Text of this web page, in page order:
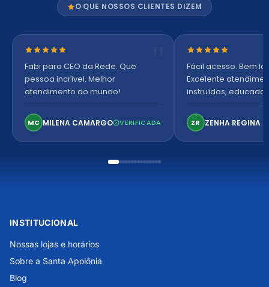
O QUE NOSSOS CLIENTES DIZEM
Nota 5 de 5 estrelas
Fabi para CEO da Rede. Que
pessoa incrível. Melhor
atendimento do mundo!
MC MILENA CAMARGO VERIFICADA
Nota 5 de 5
Fácil acesso. Bem
Excelente
instruídos,
confortável. Perfeito!
ZR ZENHA REGINA
INSTITUCIONAL
Nossas lojas e horários
Sobre a Santa Apolônia
Blog